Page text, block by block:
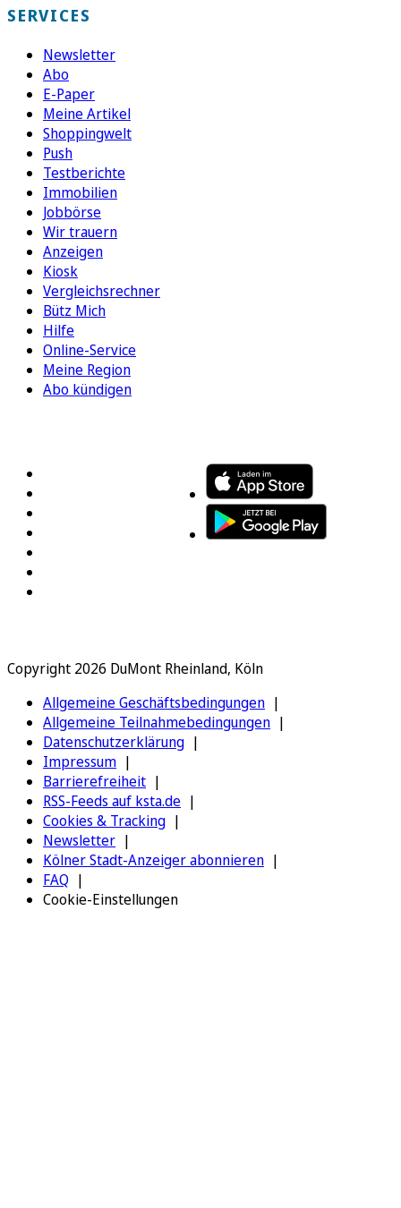
SERVICES
Newsletter
Abo
E-Paper
Meine Artikel
Shoppingwelt
Push
Testberichte
Immobilien
Jobbörse
Wir trauern
Anzeigen
Kiosk
Vergleichsrechner
Bütz Mich
Hilfe
Online-Service
Meine Region
Abo kündigen
Copyright 2026 DuMont Rheinland, Köln
Allgemeine Geschäftsbedingungen
Allgemeine Teilnahmebedingungen
Datenschutzerklärung
Impressum
Barrierefreiheit
RSS-Feeds auf ksta.de
Cookies & Tracking
Newsletter
Kölner Stadt-Anzeiger abonnieren
FAQ
Cookie-Einstellungen